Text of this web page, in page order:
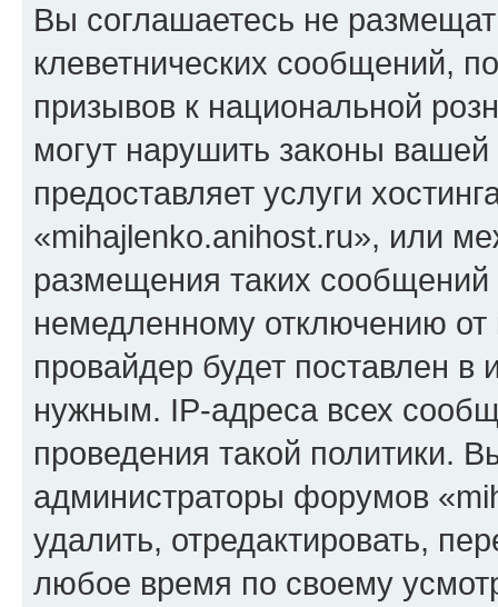
Вы соглашаетесь не
клеветнических сообщений,
призывов к национальной
могут нарушить законы
предоставляет услуги
«mihajlenko.anihost.ru», или
размещения таких
немедленному отключению
провайдер будет поставлен в
нужным. IP-адреса всех
проведения такой политики.
администраторы форумов
удалить, отредактировать,
любое время по своему